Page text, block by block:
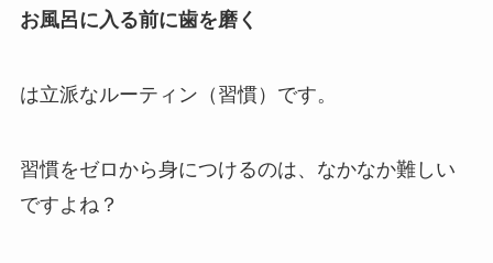
お風呂に入る前に歯を磨く
は立派なルーティン（習慣）です。
習慣をゼロから身につけるのは、なかなか難しい
ですよね？